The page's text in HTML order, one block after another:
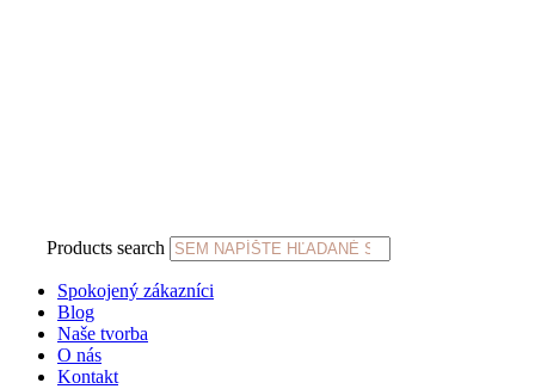
Products search
Spokojený zákazníci
Blog
Naše tvorba
O nás
Kontakt